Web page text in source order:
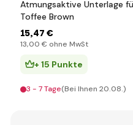
Atmungsaktive Unterlage
Toffee Brown
15,47 €
13,00 € ohne MwSt
+ 15 Punkte
3 - 7 Tage(Bei Ihnen 20.08.)